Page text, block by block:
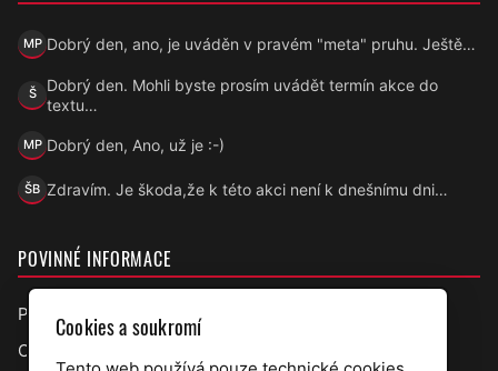
MP
Marek Přecechtěl
Dobrý den, ano, je uváděn v pravém "meta" pruhu. Ještě…
ŠŠárka
Dobrý den. Mohli byste prosím uvádět termín akce do
textu…
MP
Marek Přecechtěl
Dobrý den, Ano, už je :-)
ŠBŠárka B.
Zdravím. Je škoda,že k této akci není k dnešnímu dni…
POVINNÉ INFORMACE
Prohlášení o přístupnosti
Ochrana osobních údajů
Cookies a soukromí